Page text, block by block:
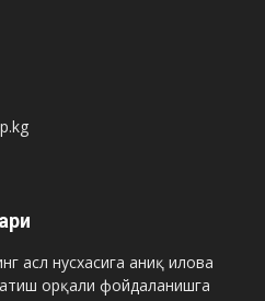
асл нусхасига аниқ илова
орқали фойдаланишга